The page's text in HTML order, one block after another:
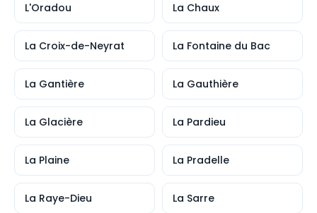
L'Oradou La Chaux
La Croix-de-Neyrat La Fontaine du Bac
La Gantière La Gauthière
La Glacière La Pardieu
La Plaine La Pradelle
La Raye-Dieu La Sarre